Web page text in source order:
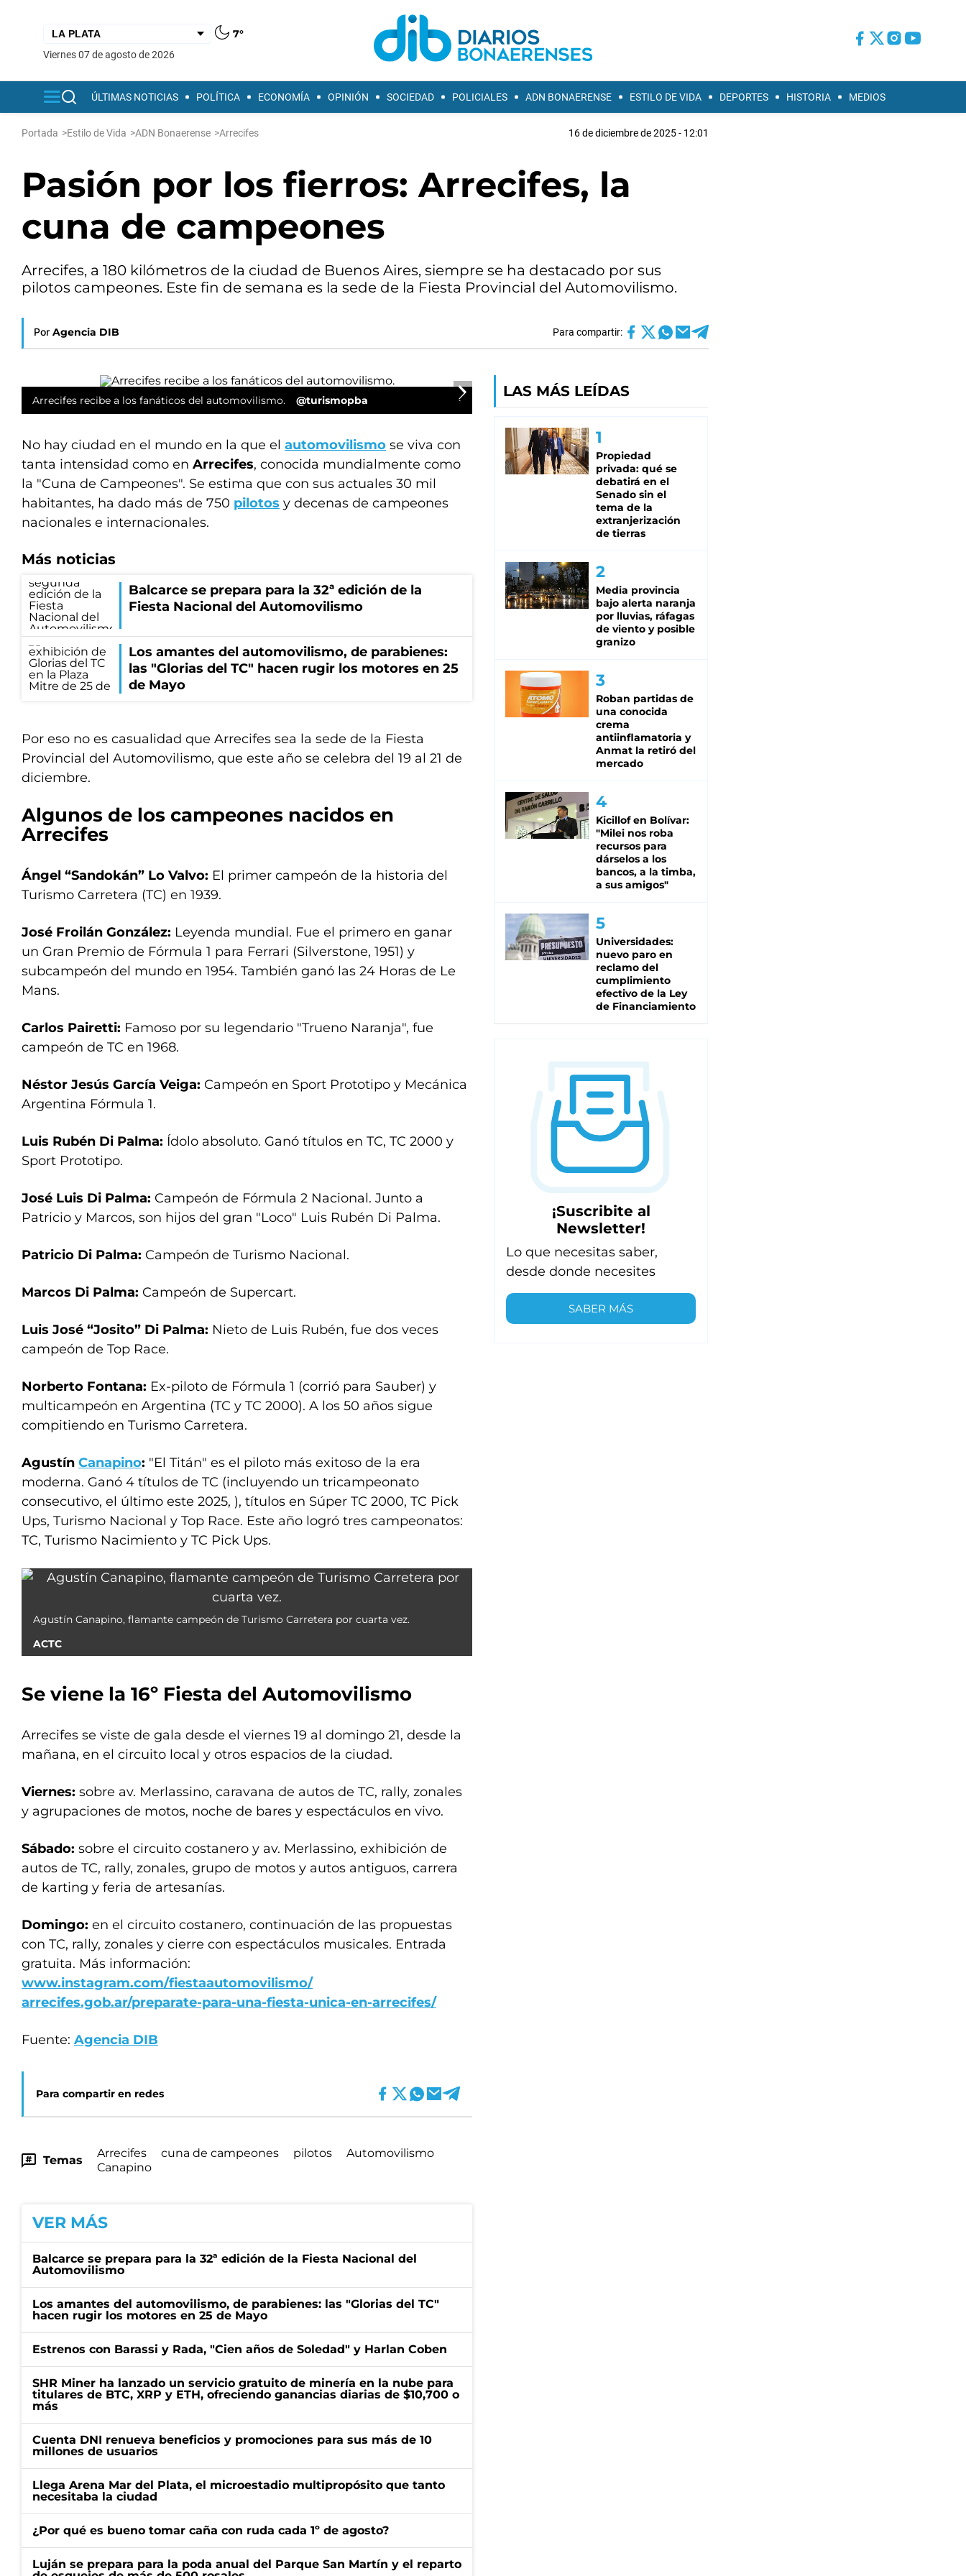
7°
viernes 07 de agosto de 2026
ÚLTIMAS NOTICIAS POLÍTICA ECONOMÍA OPINIÓN SOCIEDAD POLICIALES ADN BONAERENSE ESTILO DE VIDA DEPORTES HISTORIA MEDIOS
Portada >Estilo de Vida >ADN Bonaerense >Arrecifes 16 de diciembre de 2025 - 12:01
Pasión por los fierros: Arrecifes, la
cuna de campeones
Arrecifes, a 180 kilómetros de la ciudad de Buenos Aires, siempre se ha destacado por sus
pilotos campeones. Este fin de semana es la sede de la Fiesta Provincial del Automovilismo.
Por Agencia DIB Para compartir:
Arrecifes recibe a los fanáticos del automovilismo. @turismopba
No hay ciudad en el mundo en la que el automovilismo se viva con
tanta intensidad como en Arrecifes, conocida mundialmente como
la "Cuna de Campeones". Se estima que con sus actuales 30 mil
habitantes, ha dado más de 750 pilotos y decenas de campeones
nacionales e internacionales.
Más noticias
Balcarce se prepara para la 32ª edición de la
Fiesta Nacional del Automovilismo
Los amantes del automovilismo, de parabienes:
las "Glorias del TC" hacen rugir los motores en 25
de Mayo
Por eso no es casualidad que Arrecifes sea la sede de la Fiesta
Provincial del Automovilismo, que este año se celebra del 19 al 21 de
diciembre.
Algunos de los campeones nacidos en
Arrecifes
Ángel “Sandokán” Lo Valvo: El primer campeón de la historia del
Turismo Carretera (TC) en 1939.
José Froilán González: Leyenda mundial. Fue el primero en ganar
un Gran Premio de Fórmula 1 para Ferrari (Silverstone, 1951) y
subcampeón del mundo en 1954. También ganó las 24 Horas de Le
Mans.
Carlos Pairetti: Famoso por su legendario "Trueno Naranja", fue
campeón de TC en 1968.
Néstor Jesús García Veiga: Campeón en Sport Prototipo y Mecánica
Argentina Fórmula 1.
Luis Rubén Di Palma: Ídolo absoluto. Ganó títulos en TC, TC 2000 y
Sport Prototipo.
José Luis Di Palma: Campeón de Fórmula 2 Nacional. Junto a
Patricio y Marcos, son hijos del gran "Loco" Luis Rubén Di Palma.
Patricio Di Palma: Campeón de Turismo Nacional.
Marcos Di Palma: Campeón de Supercart.
Luis José “Josito” Di Palma: Nieto de Luis Rubén, fue dos veces
campeón de Top Race.
Norberto Fontana: Ex-piloto de Fórmula 1 (corrió para Sauber) y
multicampeón en Argentina (TC y TC 2000). A los 50 años sigue
compitiendo en Turismo Carretera.
Agustín Canapino: "El Titán" es el piloto más exitoso de la era
moderna. Ganó 4 títulos de TC (incluyendo un tricampeonato
consecutivo, el último este 2025, ), títulos en Súper TC 2000, TC Pick
Ups, Turismo Nacional y Top Race. Este año logró tres campeonatos:
TC, Turismo Nacimiento y TC Pick Ups.
Agustín Canapino, flamante campeón de Turismo Carretera por cuarta vez.
ACTC
Se viene la 16º Fiesta del Automovilismo
Arrecifes se viste de gala desde el viernes 19 al domingo 21, desde la
mañana, en el circuito local y otros espacios de la ciudad.
Viernes: sobre av. Merlassino, caravana de autos de TC, rally, zonales
y agrupaciones de motos, noche de bares y espectáculos en vivo.
Sábado: sobre el circuito costanero y av. Merlassino, exhibición de
autos de TC, rally, zonales, grupo de motos y autos antiguos, carrera
de karting y feria de artesanías.
Domingo: en el circuito costanero, continuación de las propuestas
con TC, rally, zonales y cierre con espectáculos musicales. Entrada
gratuita. Más información:
www.instagram.com/fiestaautomovilismo/
arrecifes.gob.ar/preparate-para-una-fiesta-unica-en-arrecifes/
Fuente: Agencia DIB
Para compartir en redes
Temas
Arrecifes cuna de campeones pilotos
Automovilismo
Canapino
VER MÁS
Balcarce se prepara para la 32ª edición de la Fiesta Nacional del
Automovilismo
Los amantes del automovilismo, de parabienes: las "Glorias del TC"
hacen rugir los motores en 25 de Mayo
Estrenos con Barassi y Rada, "Cien años de Soledad" y Harlan Coben
SHR Miner ha lanzado un servicio gratuito de minería en la nube para
titulares de BTC, XRP y ETH, ofreciendo ganancias diarias de $10,700 o
más
Cuenta DNI renueva beneficios y promociones para sus más de 10
millones de usuarios
Llega Arena Mar del Plata, el microestadio multipropósito que tanto
necesitaba la ciudad
¿Por qué es bueno tomar caña con ruda cada 1º de agosto?
Luján se prepara para la poda anual del Parque San Martín y el reparto
LAS MÁS LEÍDAS
Propiedad
privada: qué se
debatirá en el
Senado sin el
tema de la
extranjerización
de tierras
Media provincia
bajo alerta naranja
por lluvias, ráfagas
de viento y posible
granizo
Roban partidas de
una conocida
crema
antiinflamatoria y
Anmat la retiró del
mercado
Kicillof en Bolívar:
"Milei nos roba
recursos para
dárselos a los
bancos, a la timba,
a sus amigos"
Universidades:
nuevo paro en
reclamo del
cumplimiento
efectivo de la Ley
de Financiamiento
¡Suscribite al
Newsletter!
Lo que necesitas saber,
desde donde necesites
SABER MÁS